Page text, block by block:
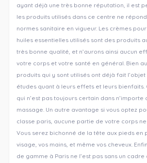
ayant déjà une très bonne réputation, il est
les produits utilisés dans ce centre ne
normes sanitaire en vigueur. Les crèmes
huiles essentielles utilisés sont des produits
très bonne qualité, et n’aurons ainsi aucun
votre corps et votre santé en général. Bien
produits qui y sont utilisés ont déjà fait
études quant à leurs effets et leurs bienfaits.
qui n’est pas toujours certain dans n’importe
massage. Un autre avantage si vous optez
classe paris, aucune partie de votre corps
Vous serez bichonné de la tête aux pieds en
visage, vos mains, et même vos cheveux.
de gamme à Paris ne l’est pas sans un cadre